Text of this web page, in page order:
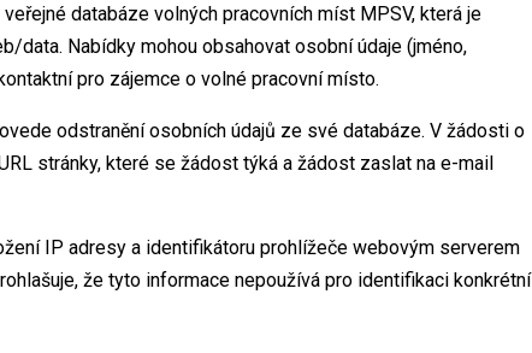
databáze volných pracovních míst MPSV, která je
data. Nabídky mohou obsahovat osobní údaje (jméno,
pro zájemce o volné pracovní místo.
odstranění osobních údajů ze své databáze. V žádosti o
stránky, které se žádost týká a žádost zaslat na e-mail
IP adresy a identifikátoru prohlížeče webovým serverem
že tyto informace nepoužívá pro identifikaci konkrétní